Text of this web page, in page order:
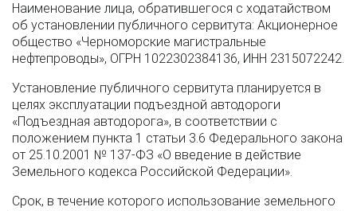
Наименование лица, обратившегося с ходатайством
об установлении публичного сервитута: Акционерное
общество «Черноморские магистральные
нефтепроводы», ОГРН 1022302384136, ИНН 2315072242.
Установление публичного сервитута планируется в
целях эксплуатации подъездной автодороги
«Подъездная автодорога», в соответствии с
положением пункта 1 статьи 3.6 Федерального закона
от 25.10.2001 № 137-ФЗ «О введение в действие
Земельного кодекса Российской Федерации».
Срок, в течение которого использование земельного